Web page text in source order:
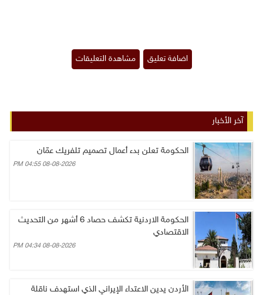
آخر الأخبار
الحكومة تعلن بدء أعمال تصميم تلفريك عمّان
08-08-2026 04:55 PM
الحكومة الاردنية تكشف حصاد 6 أشهر من التحديث
الاقتصادي
08-08-2026 04:34 PM
الأردن يدين الاعتداء الإيراني الذي استهدف ناقلة